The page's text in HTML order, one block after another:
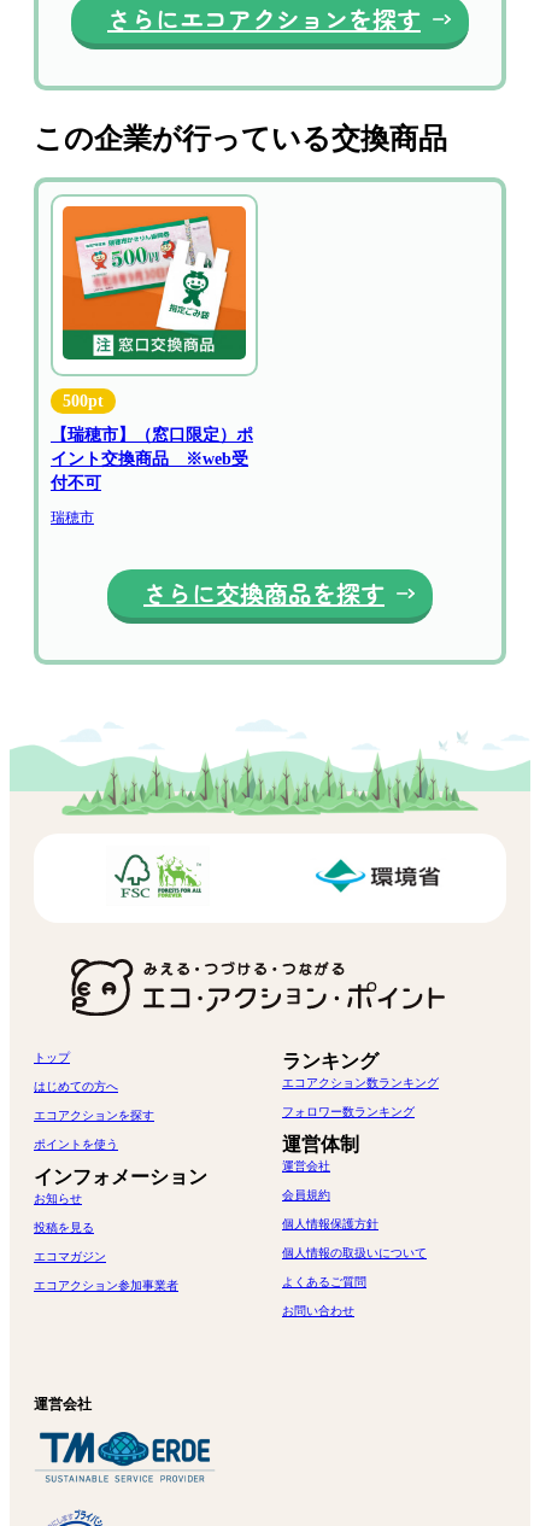
さらにエコアクションを探す
この企業が行っている交換商品
500pt
【瑞穂市】（窓口限定）ポ
イント交換商品 ※web受
付不可
瑞穂市
さらに交換商品を探す
トップ
はじめての方へ
エコアクションを探す
ポイントを使う
インフォメーション
お知らせ
投稿を見る
エコマガジン
エコアクション参加事業者
ランキング
エコアクション数ランキング
フォロワー数ランキング
運営体制
運営会社
会員規約
個人情報保護方針
個人情報の取扱いについて
よくあるご質問
お問い合わせ
運営会社